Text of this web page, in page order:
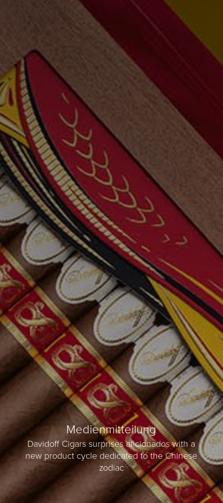
Medienmitteilung
Davidoff Cigars surprises aficionados with a
new product cycle dedicated to the Chinese
zodiac